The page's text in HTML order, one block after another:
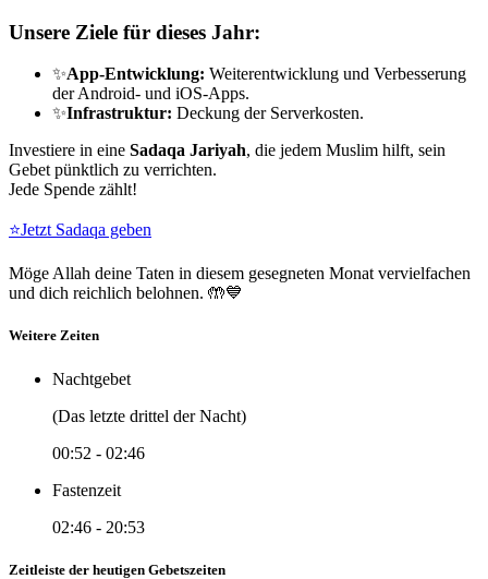
Unsere Ziele für dieses Jahr:
✨App-Entwicklung: Weiterentwicklung und Verbesserung
der Android- und iOS-Apps.
✨Infrastruktur: Deckung der Serverkosten.
Investiere in eine Sadaqa Jariyah, die jedem Muslim hilft, sein
Gebet pünktlich zu verrichten.
Jede Spende zählt!
⭐Jetzt Sadaqa geben
Möge Allah deine Taten in diesem gesegneten Monat vervielfachen
und dich reichlich belohnen. 🤲💙
Weitere Zeiten
Nachtgebet
(Das letzte drittel der Nacht)
00:52 - 02:46
Fastenzeit
02:46 - 20:53
Zeitleiste der heutigen Gebetszeiten